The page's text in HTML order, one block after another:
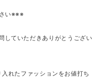
い※※※
していただきありがとうござい
れたファッションをお値打ち